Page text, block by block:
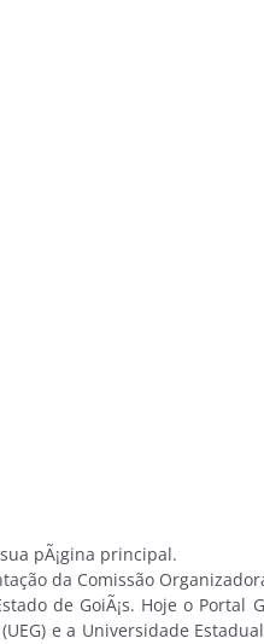
pÃ¡gina principal.
da Comissão
de GoiÃ¡s. Hoje o Portal
e a Universidade